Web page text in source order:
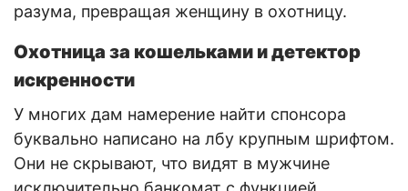
разума, превращая женщину в охотницу.
Охотница за кошельками и детектор
искренности
У многих дам намерение найти спонсора
буквально написано на лбу крупным шрифтом.
Они не скрывают, что видят в мужчине